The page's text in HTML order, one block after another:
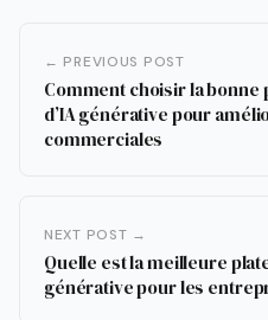
← PREVIOUS POST
Comment choisir la bonne
d’IA générative pour
commerciales
NEXT POST →
Quelle est la meilleure
générative pour les